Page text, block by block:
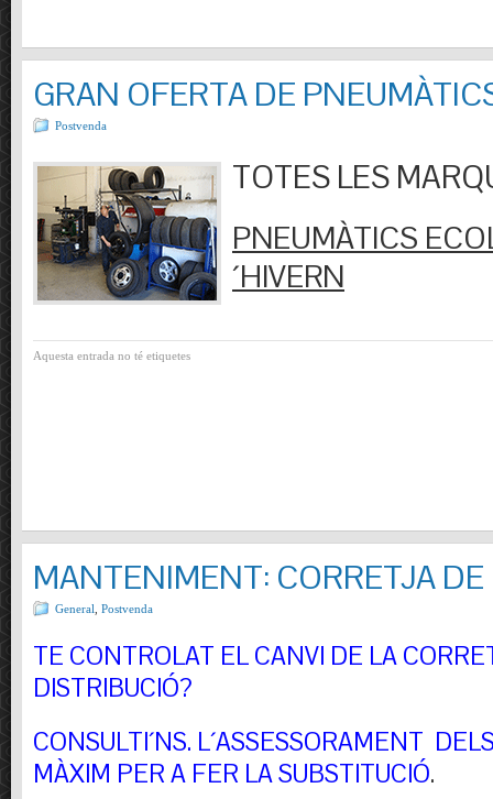
GRAN OFERTA DE
Postvenda
TOTES LES
PNEUMÀTICS
´HIVERN
Aquesta entrada no té etiquetes
MANTENIMENT: CORRETJA
General Postvenda
TE CONTROLAT EL CANVI DE LA
DISTRIBUCIÓ?
CONSULTI´NS. L´ASSESSORAMENT
MÀXIM PER A FER LA SUBSTITUCIÓ.